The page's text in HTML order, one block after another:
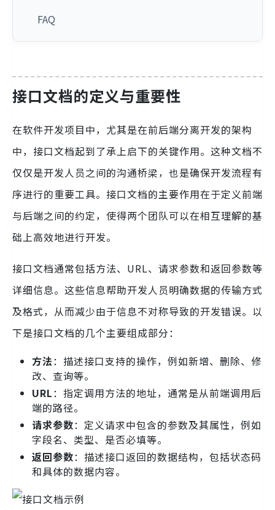
FAQ
接口文档的定义与重要性
在软件开发项目中，尤其是在前后端分离开发的架构
中，接口文档起到了承上启下的关键作用。这种文档不
仅仅是开发人员之间的沟通桥梁，也是确保开发流程有
序进行的重要工具。接口文档的主要作用在于定义前端
与后端之间的约定，使得两个团队可以在相互理解的基
础上高效地进行开发。
接口文档通常包括方法、URL、请求参数和返回参数等
详细信息。这些信息帮助开发人员明确数据的传输方式
及格式，从而减少由于信息不对称导致的开发错误。以
下是接口文档的几个主要组成部分：
方法：描述接口支持的操作，例如新增、删除、修
改、查询等。
URL：指定调用方法的地址，通常是从前端调用后
端的路径。
请求参数：定义请求中包含的参数及其属性，例如
字段名、类型、是否必填等。
返回参数：描述接口返回的数据结构，包括状态码
和具体的数据内容。